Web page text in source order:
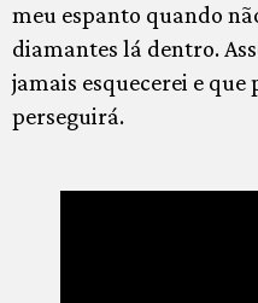
meu espanto quando
diamantes lá dentro.
jamais esquecerei e que
perseguirá.